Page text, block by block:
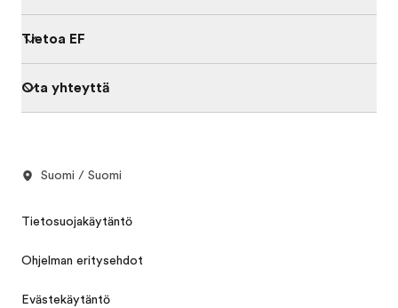
Tietoa EF
Ota yhteyttä
Suomi / Suomi
Tietosuojakäytäntö
Ohjelman eritysehdot
Evästekäytäntö